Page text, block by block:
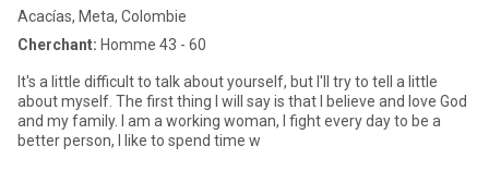
Acacías, Meta, Colombie
Cherchant: Homme 43 - 60
It's a little difficult to talk about yourself, but I'll try to tell a little
about myself. The first thing I will say is that I believe and love God
and my family. I am a working woman, I fight every day to be a
better person, I like to spend time w